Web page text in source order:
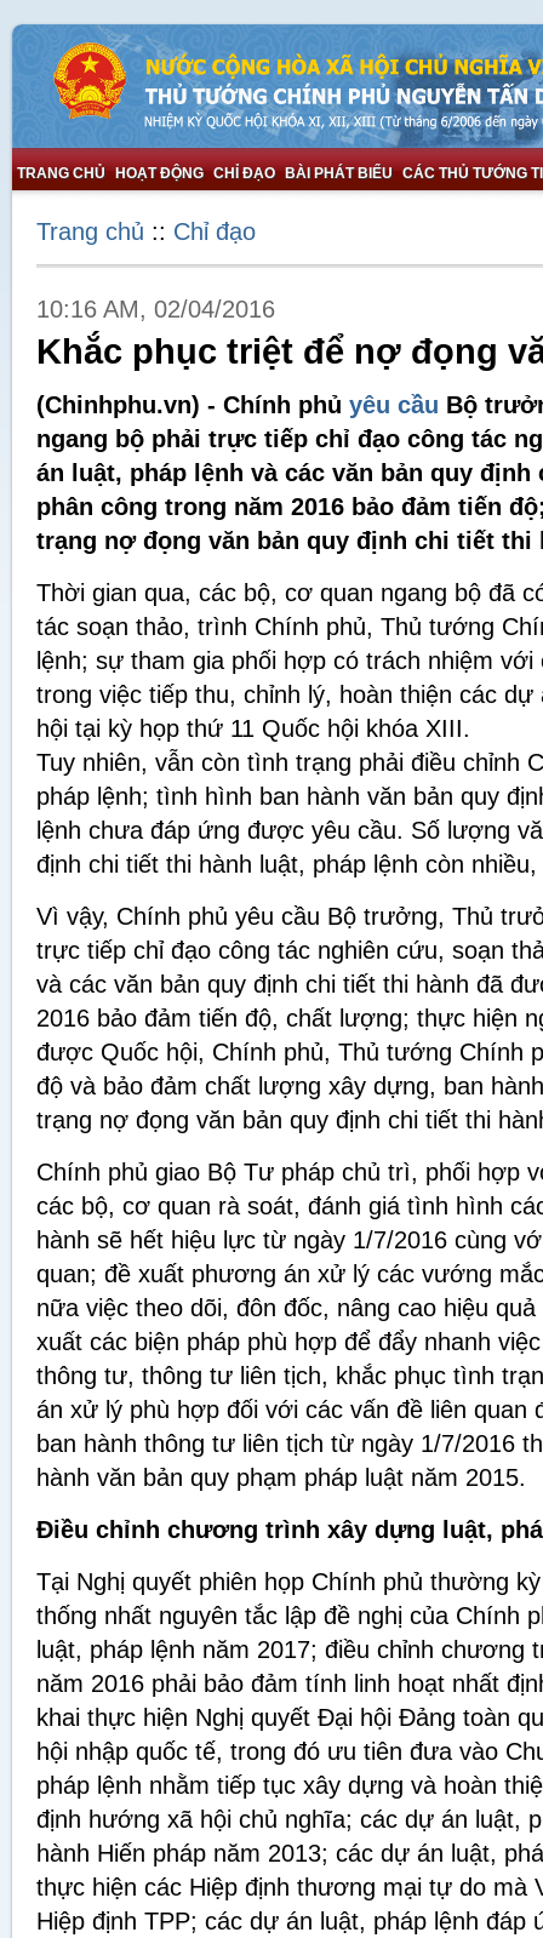
TRANG CHỦ HOẠT ĐỘNG CHỈ ĐẠO BÀI PHÁT BIỂU CÁC THỦ TƯỚNG
Trang chủ :: Chỉ đạo
10:16 AM, 02/04/2016
Khắc phục triệt để nợ đọng
(Chinhphu.vn) - Chính phủ yêu cầu Bộ
ngang bộ phải trực tiếp chỉ đạo công tác
án luật, pháp lệnh và các văn bản quy
phân công trong năm 2016 bảo đảm tiến
trạng nợ đọng văn bản quy định chi tiết thi
Thời gian qua, các bộ, cơ quan ngang bộ đã
tác soạn thảo, trình Chính phủ, Thủ tướng
lệnh; sự tham gia phối hợp có trách nhiệm
trong việc tiếp thu, chỉnh lý, hoàn thiện các
hội tại kỳ họp thứ 11 Quốc hội khóa XIII.
Tuy nhiên, vẫn còn tình trạng phải điều chỉnh
pháp lệnh; tình hình ban hành văn bản quy
lệnh chưa đáp ứng được yêu cầu. Số lượng
định chi tiết thi hành luật, pháp lệnh còn
Vì vậy, Chính phủ yêu cầu Bộ trưởng, Thủ
trực tiếp chỉ đạo công tác nghiên cứu, soạn
và các văn bản quy định chi tiết thi hành đã
2016 bảo đảm tiến độ, chất lượng; thực hiện
được Quốc hội, Chính phủ, Thủ tướng Chính
độ và bảo đảm chất lượng xây dựng, ban
trạng nợ đọng văn bản quy định chi tiết thi
Chính phủ giao Bộ Tư pháp chủ trì, phối hợp
các bộ, cơ quan rà soát, đánh giá tình hình
hành sẽ hết hiệu lực từ ngày 1/7/2016 cùng
quan; đề xuất phương án xử lý các vướng
nữa việc theo dõi, đôn đốc, nâng cao hiệu
xuất các biện pháp phù hợp để đẩy nhanh
thông tư, thông tư liên tịch, khắc phục tình
án xử lý phù hợp đối với các vấn đề liên quan
ban hành thông tư liên tịch từ ngày 1/7/2016
hành văn bản quy phạm pháp luật năm 2015.
Điều chỉnh chương trình xây dựng luật,
Tại Nghị quyết phiên họp Chính phủ thường
thống nhất nguyên tắc lập đề nghị của Chính
luật, pháp lệnh năm 2017; điều chỉnh chương
năm 2016 phải bảo đảm tính linh hoạt nhất
khai thực hiện Nghị quyết Đại hội Đảng toàn
hội nhập quốc tế, trong đó ưu tiên đưa vào
pháp lệnh nhằm tiếp tục xây dựng và hoàn
định hướng xã hội chủ nghĩa; các dự án luật,
hành Hiến pháp năm 2013; các dự án luật,
thực hiện các Hiệp định thương mại tự do mà
Hiệp định TPP; các dự án luật, pháp lệnh đáp